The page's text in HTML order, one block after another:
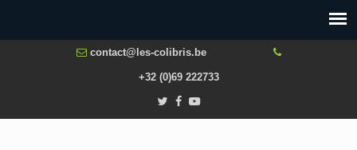
contact@les-colibris.be
+32 (0)69 222733